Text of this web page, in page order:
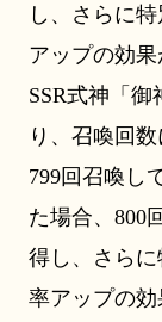
し、さらに
アップの効
SSR式神「
り、召喚回
799回召喚し
た場合、800
得し、さら
率アップの効